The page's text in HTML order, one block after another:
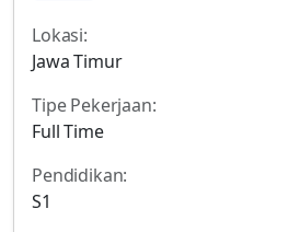
Lokasi:
Jawa Timur
Tipe Pekerjaan:
Full Time
Pendidikan:
S1